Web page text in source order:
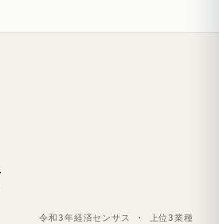
令和3年経済センサス · 上位3業種